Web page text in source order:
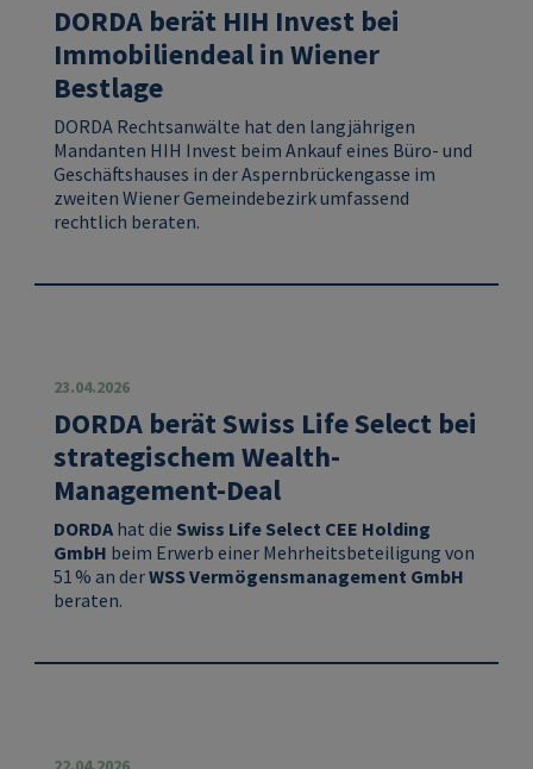
DORDA berät HIH Invest bei
Immobiliendeal in Wiener
Bestlage
DORDA Rechtsanwälte hat den langjährigen
Mandanten HIH Invest beim Ankauf eines Büro‑ und
Geschäftshauses in der Aspernbrückengasse im
zweiten Wiener Gemeindebezirk umfassend
rechtlich beraten.
23.04.2026
DORDA berät Swiss Life Select bei
strategischem Wealth-
Management-Deal
DORDA hat die Swiss Life Select CEE Holding
GmbH beim Erwerb einer Mehrheitsbeteiligung von
51 % an derWSS Vermögensmanagement GmbH
beraten.